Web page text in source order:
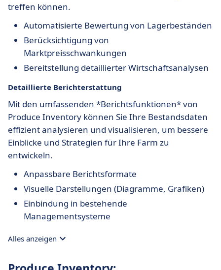
treffen können.
Automatisierte Bewertung von Lagerbeständen
Berücksichtigung von
Marktpreisschwankungen
Bereitstellung detaillierter Wirtschaftsanalysen
Detaillierte Berichterstattung
Mit den umfassenden *Berichtsfunktionen* von
Produce Inventory können Sie Ihre Bestandsdaten
effizient analysieren und visualisieren, um bessere
Einblicke und Strategien für Ihre Farm zu
entwickeln.
Anpassbare Berichtsformate
Visuelle Darstellungen (Diagramme, Grafiken)
Einbindung in bestehende
Managementsysteme
Alles anzeigen